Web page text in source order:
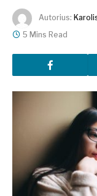
Autorius:
5 Mins Read